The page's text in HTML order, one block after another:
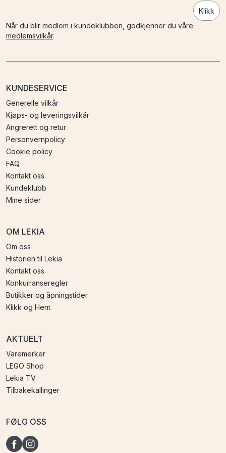
Klikk
Når du blir medlem i kundeklubben, godkjenner du våre
medlemsvilkår.
KUNDESERVICE
Generelle vilkår
Kjøps- og leveringsvilkår
Angrerett og retur
Personvernpolicy
Cookie policy
FAQ
Kontakt oss
Kundeklubb
Mine sider
OM LEKIA
Om oss
Historien til Lekia
Kontakt oss
Konkurranseregler
Butikker og åpningstider
Klikk og Hent
AKTUELT
Varemerker
LEGO Shop
Lekia TV
Tilbakekallinger
FØLG OSS